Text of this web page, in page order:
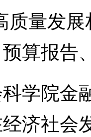
量发展
算报告
院金
济社会